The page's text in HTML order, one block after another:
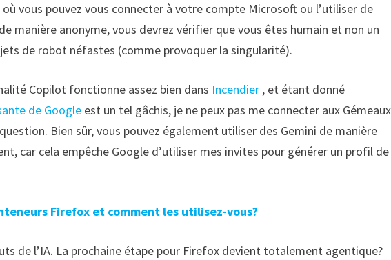
vous pouvez vous connecter à votre compte Microsoft ou l’utiliser de
manière anonyme, vous devrez vérifier que vous êtes humain et non un
de robot néfastes (comme provoquer la singularité).
Copilot fonctionne assez bien dans Incendier , et étant donné
de Google est un tel gâchis, je ne peux pas me connecter aux
Bien sûr, vous pouvez également utiliser des Gemini de manière
car cela empêche Google d’utiliser mes invites pour générer un profil de
Firefox et comment les utilisez-vous?
de l’IA. La prochaine étape pour Firefox devient totalement agentique?